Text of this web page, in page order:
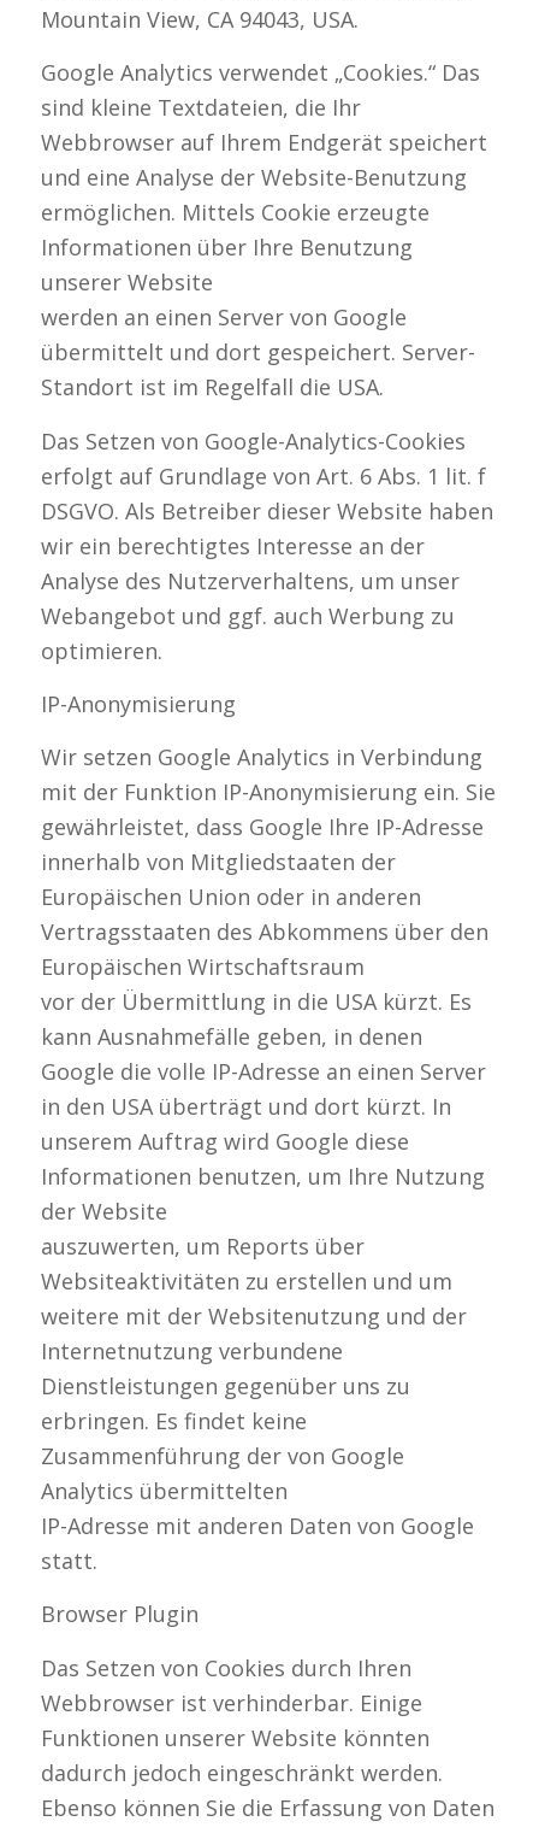
Mountain View, CA 94043, USA.
Google Analytics verwendet „Cookies.“ Das
sind kleine Textdateien, die Ihr
Webbrowser auf Ihrem Endgerät speichert
und eine Analyse der Website-Benutzung
ermöglichen. Mittels Cookie erzeugte
Informationen über Ihre Benutzung
unserer Website
werden an einen Server von Google
übermittelt und dort gespeichert. Server-
Standort ist im Regelfall die USA.
Das Setzen von Google-Analytics-Cookies
erfolgt auf Grundlage von Art. 6 Abs. 1 lit. f
DSGVO. Als Betreiber dieser Website haben
wir ein berechtigtes Interesse an der
Analyse des Nutzerverhaltens, um unser
Webangebot und ggf. auch Werbung zu
optimieren.
IP-Anonymisierung
Wir setzen Google Analytics in Verbindung
mit der Funktion IP-Anonymisierung ein. Sie
gewährleistet, dass Google Ihre IP-Adresse
innerhalb von Mitgliedstaaten der
Europäischen Union oder in anderen
Vertragsstaaten des Abkommens über den
Europäischen Wirtschaftsraum
vor der Übermittlung in die USA kürzt. Es
kann Ausnahmefälle geben, in denen
Google die volle IP-Adresse an einen Server
in den USA überträgt und dort kürzt. In
unserem Auftrag wird Google diese
Informationen benutzen, um Ihre Nutzung
der Website
auszuwerten, um Reports über
Websiteaktivitäten zu erstellen und um
weitere mit der Websitenutzung und der
Internetnutzung verbundene
Dienstleistungen gegenüber uns zu
erbringen. Es findet keine
Zusammenführung der von Google
Analytics übermittelten
IP-Adresse mit anderen Daten von Google
statt.
Browser Plugin
Das Setzen von Cookies durch Ihren
Webbrowser ist verhinderbar. Einige
Funktionen unserer Website könnten
dadurch jedoch eingeschränkt werden.
Ebenso können Sie die Erfassung von Daten